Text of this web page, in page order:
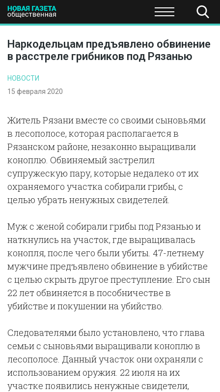
ПОЛИТИКА ЭКОНОМИКА НАУКА И
Наркодельцам предъявлено обвинение
в расстреле грибников под Рязанью
НОВОСТИ
15 февраля 2020
Житель Рязани вместе со своими сыновьями
в лесополосе, которая располагается в
Рязанском районе, незаконно выращивали
коноплю. Обвиняемый застрелил
супружескую пару, которые недалеко от их
охраняемого участка собирали грибы, с
целью убрать ненужных свидетелей.
Муж с женой собирали грибы под Рязанью и
наткнулись на участок, где выращивалась
конопля, после чего были убиты. 47-летнему
мужчине предъявлено обвинение в убийстве
с целью скрыть другое преступление. Его сын
22 лет обвиняется в пособничестве в
убийстве и покушении на убийство.
Следователями было установлено, что глава
семьи с сыновьями выращивали коноплю в
лесополосе. Данный участок они охраняли с
использованием оружия. 22 июля на их
участке появились ненужные свидетели,